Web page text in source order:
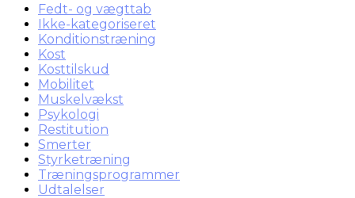
Fedt- og vægttab
Ikke-kategoriseret
Konditionstræning
Kost
Kosttilskud
Mobilitet
Muskelvækst
Psykologi
Restitution
Smerter
Styrketræning
Træningsprogrammer
Udtalelser